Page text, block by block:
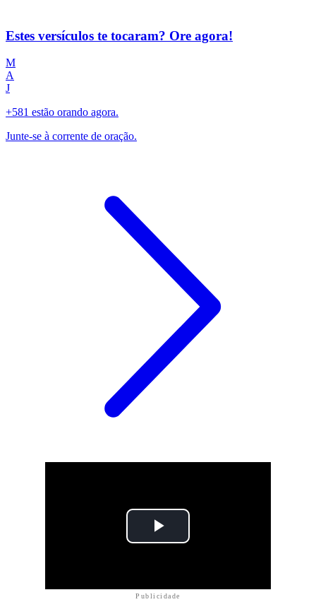
Estes versículos te tocaram? Ore agora!
M
A
J
+581 estão orando agora.
Junte-se à corrente de oração.
Publicidade